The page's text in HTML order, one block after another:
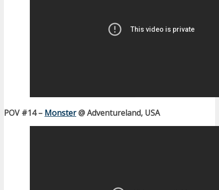
POV #14 – Monster@ Adventureland, USA